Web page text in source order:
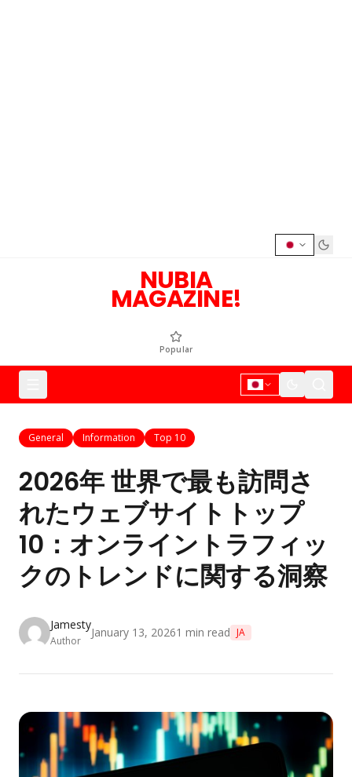
NUBIA
MAGAZINE!
Popular
General Information Top 10
2026年 世界で最も訪問さ
れたウェブサイトトップ
10：オンライントラフィッ
クのトレンドに関する洞察
Jamesty
Author
January 13, 20261 min read JA